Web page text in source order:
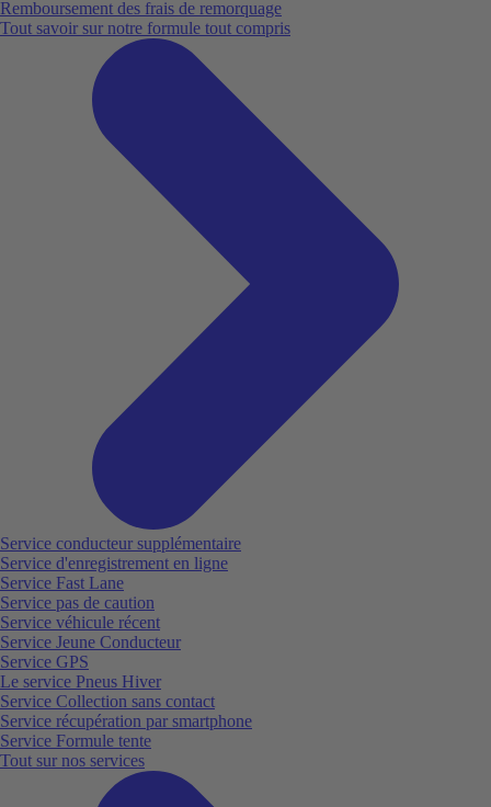
Remboursement des frais de remorquage
Tout savoir sur notre formule tout compris
Service conducteur supplémentaire
Service d'enregistrement en ligne
Service Fast Lane
Service pas de caution
Service véhicule récent
Service Jeune Conducteur
Service GPS
Le service Pneus Hiver
Service Collection sans contact
Service récupération par smartphone
Service Formule tente
Tout sur nos services